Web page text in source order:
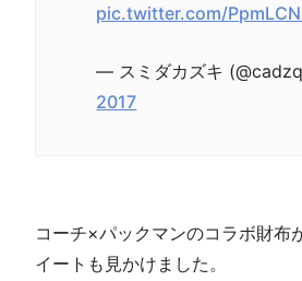
pic.twitter.com/
— スミダカズキ
2017
コーチ×パックマンのコラボ財布
イートも見かけました。